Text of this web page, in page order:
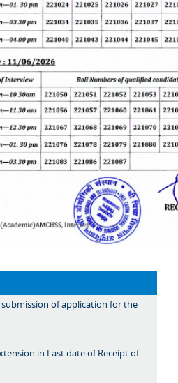
submission of application for the
in Last date of Receipt of